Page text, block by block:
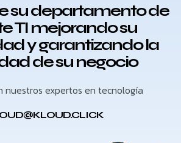
su departamento de
TI mejorando su
y garantizando la
de su negocio
nuestros expertos en tecnología